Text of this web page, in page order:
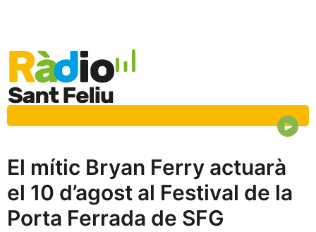
El mític Bryan Ferry actuarà
el 10 d’agost al Festival de la
Porta Ferrada de SFG